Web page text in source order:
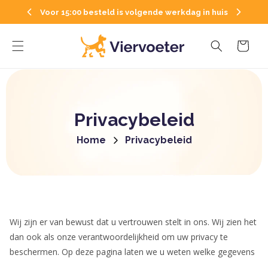
naar de
content
Voor 15:00 besteld is volgende werkdag in huis
Winkelwagen
Privacybeleid
Home Privacybeleid
Wij zijn er van bewust dat u vertrouwen stelt in ons. Wij zien het
dan ook als onze verantwoordelijkheid om uw privacy te
beschermen. Op deze pagina laten we u weten welke gegevens